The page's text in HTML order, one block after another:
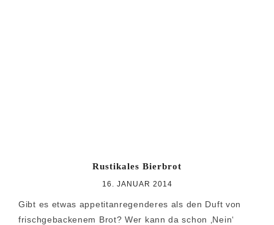
Rustikales Bierbrot
16. JANUAR 2014
Gibt es etwas appetitanregenderes als den Duft von
frischgebackenem Brot? Wer kann da schon ‚Nein‘